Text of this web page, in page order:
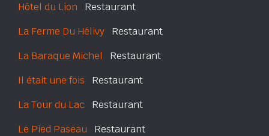
Hôtel du Lion Restaurant
La Ferme Du Hélivy Restaurant
La Baraque Michel Restaurant
Il était une fois Restaurant
La Tour du Lac Restaurant
Le Pied Paseau Restaurant